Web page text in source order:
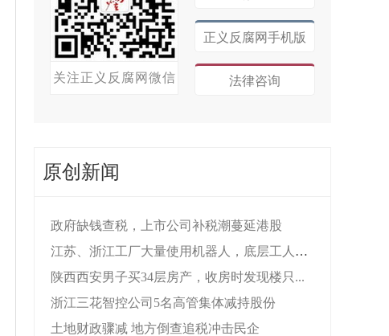
关注正义反腐网微信
正义反腐网手机版
法律咨询
原创新闻
政府缺钱查税，上市公司补税潮蔓延港股
江苏、浙江工厂大量使用机器人，底层工人饭...
陕西西安男子买34层房产，收房时发现楼只...
浙江三花智控公司5名高管集体减持股份
土地财政骤减 地方倒查追税冲击民企